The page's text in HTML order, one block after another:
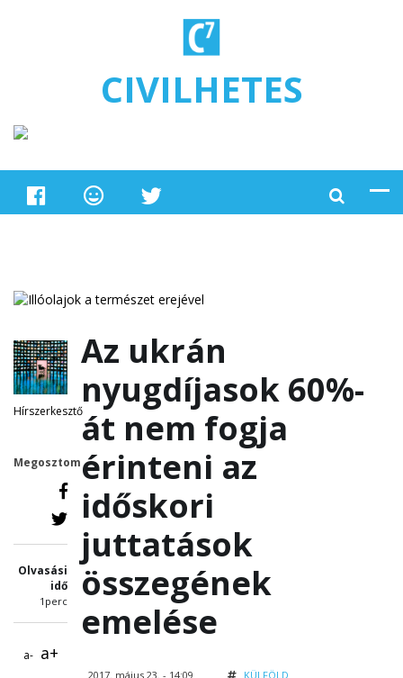
CIVILHETES
Hírszerkesztő
Megosztom
Olvasási
idő
1perc
a- a+
Az ukrán
nyugdíjasok 60%-
át nem fogja
érinteni az
időskori
juttatások
összegének
emelése
2017. május 23. - 14:09 KÜLFÖLD